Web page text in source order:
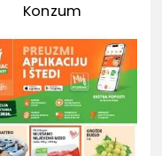
Konzum